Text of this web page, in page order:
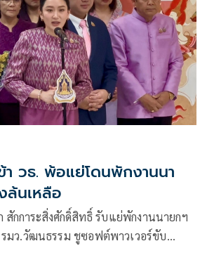
า วธ. พ้อแย่โดนพักงานนา
นเหลือ
สักการะสิ่งศักดิ์สิทธิ์ รับแย่พักงานนายกฯ
มว.วัฒนธรรม ชูซอฟต์พาวเวอร์ขับ